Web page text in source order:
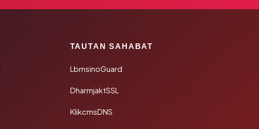
TAUTAN SAHABAT
LbmsinoGuard
DharmjaktSSL
KlikcmsDNS